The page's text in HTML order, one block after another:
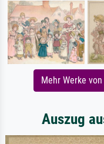
Mehr Werke
Auszug